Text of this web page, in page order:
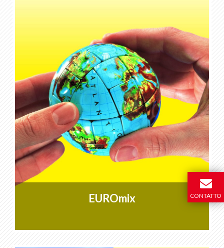
EUROmix CONTATTO